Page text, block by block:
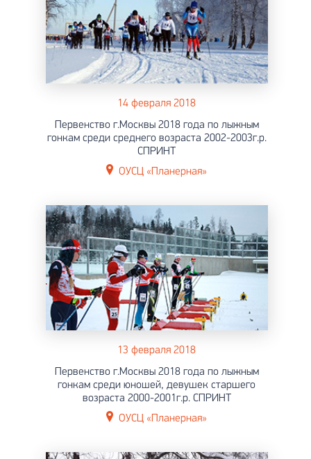
14 февраля 2018
Первенство г.Москвы 2018 года по лыжным
гонкам среди среднего возраста 2002-2003г.р.
СПРИНТ
ОУСЦ «Планерная»
13 февраля 2018
Первенство г.Москвы 2018 года по лыжным
гонкам среди юношей, девушек старшего
возраста 2000-2001г.р. СПРИНТ
ОУСЦ «Планерная»